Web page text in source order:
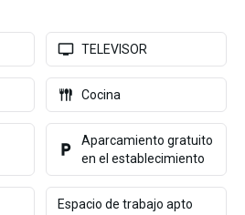
TELEVISOR
Cocina
Aparcamiento gratuito
en el establecimiento
Espacio de trabajo apto